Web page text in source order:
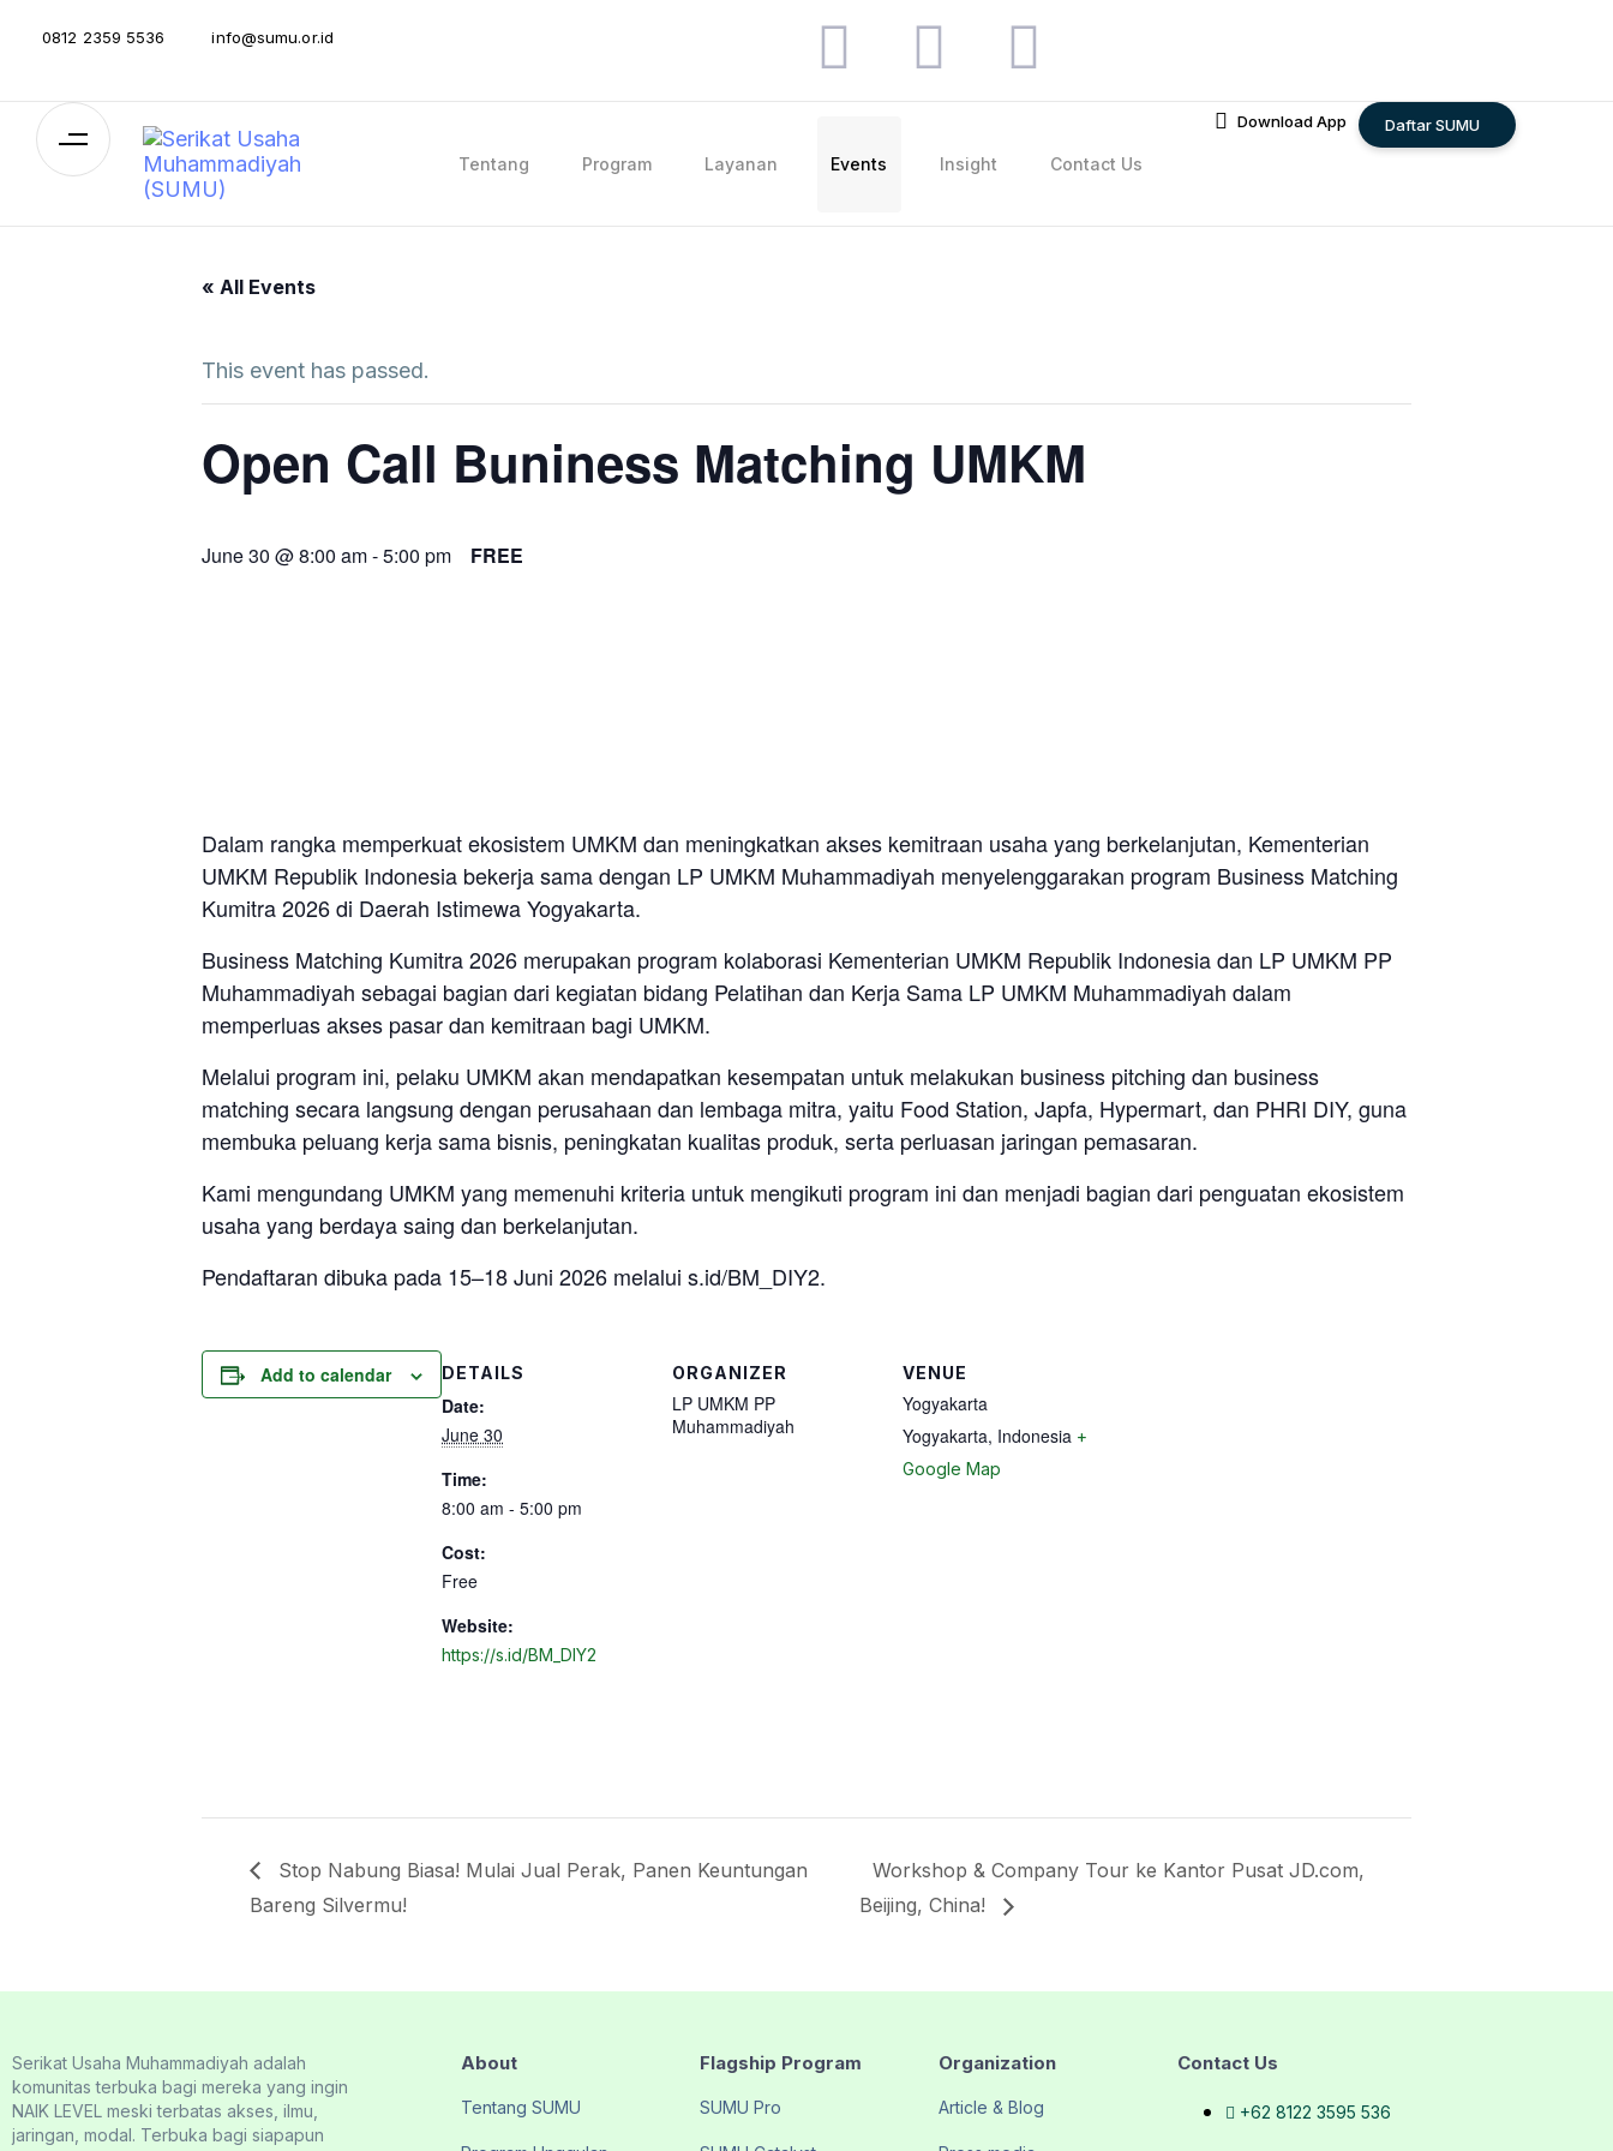
0812 2359 5536 info@sumu.or.id
Tentang Program Layanan Events Insight Contact Us
Download App Daftar SUMU
« All Events
This event has passed.
Open Call Buniness Matching UMKM
June 30 @ 8:00 am-5:00 pm FREE
Dalam rangka memperkuat ekosistem UMKM dan meningkatkan akses kemitraan usaha yang berkelanjutan, Kementerian
UMKM Republik Indonesia bekerja sama dengan LP UMKM Muhammadiyah menyelenggarakan program Business Matching
Kumitra 2026 di Daerah Istimewa Yogyakarta.
Business Matching Kumitra 2026 merupakan program kolaborasi Kementerian UMKM Republik Indonesia dan LP UMKM PP
Muhammadiyah sebagai bagian dari kegiatan bidang Pelatihan dan Kerja Sama LP UMKM Muhammadiyah dalam
memperluas akses pasar dan kemitraan bagi UMKM.
Melalui program ini, pelaku UMKM akan mendapatkan kesempatan untuk melakukan business pitching dan business
matching secara langsung dengan perusahaan dan lembaga mitra, yaitu Food Station, Japfa, Hypermart, dan PHRI DIY, guna
membuka peluang kerja sama bisnis, peningkatan kualitas produk, serta perluasan jaringan pemasaran.
Kami mengundang UMKM yang memenuhi kriteria untuk mengikuti program ini dan menjadi bagian dari penguatan ekosistem
usaha yang berdaya saing dan berkelanjutan.
Pendaftaran dibuka pada 15–18 Juni 2026 melalui s.id/BM_DIY2.
Add to calendar DETAILS
Date:
June 30
Time:
8:00 am - 5:00 pm
Cost:
Free
Website:
https://s.id/BM_DIY2
ORGANIZER
LP UMKM PP
Muhammadiyah
VENUE
Yogyakarta
Yogyakarta, Indonesia +
Google Map
Stop Nabung Biasa! Mulai Jual Perak, Panen Keuntungan
Bareng Silvermu!
Workshop & Company Tour ke Kantor Pusat JD.com,
Beijing, China!
Serikat Usaha Muhammadiyah adalah
komunitas terbuka bagi mereka yang ingin
NAIK LEVEL meski terbatas akses, ilmu,
jaringan, modal. Terbuka bagi siapapun
About
Tentang SUMU
Flagship Program
SUMU Pro
Organization
Article & Blog
Contact Us
+62 8122 3595 536